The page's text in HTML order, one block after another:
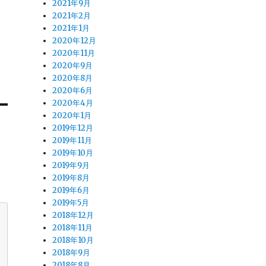
2021年9月
2021年2月
2021年1月
2020年12月
2020年11月
2020年9月
2020年8月
2020年6月
2020年4月
2020年1月
2019年12月
2019年11月
2019年10月
2019年9月
2019年8月
2019年6月
2019年5月
2018年12月
2018年11月
2018年10月
2018年9月